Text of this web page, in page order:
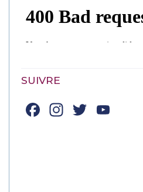
SUIVRE
Facebook